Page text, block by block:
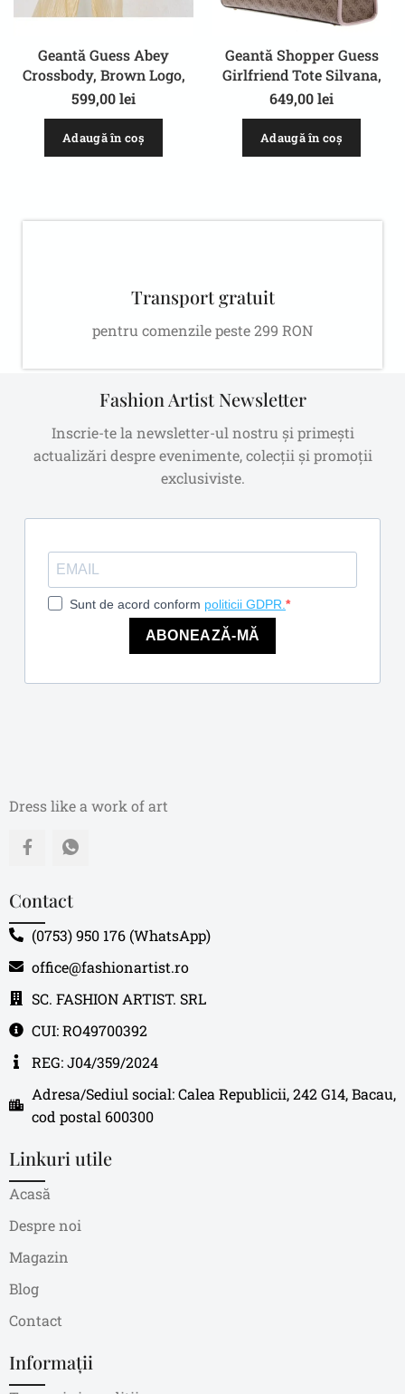
Geantă Guess Abey
Crossbody, Brown Logo,
Piele Ecologică, Design
Modern
599,00lei
Adaugă în coș
Geantă Shopper Guess
Girlfriend Tote Silvana,
Maro, Logo
Latte/Rosewood, Design
Elegant
649,00lei
Adaugă în coș
Transport gratuit
pentru comenzile peste 299 RON
Fashion Artist Newsletter
Inscrie-te la newsletter-ul nostru și primești
actualizări despre evenimente, colecții și promoții
exclusiviste.
Sunt de acord conform politicii GDPR.
ABONEAZĂ-MĂ
Dress like a work of art
Contact
(0753) 950 176 (WhatsApp)
office@fashionartist.ro
SC. FASHION ARTIST. SRL
CUI: RO49700392
REG: J04/359/2024
Adresa/Sediul social: Calea Republicii, 242 G14, Bacau,
cod postal 600300
Linkuri utile
Acasă
Despre noi
Magazin
Blog
Contact
Informații